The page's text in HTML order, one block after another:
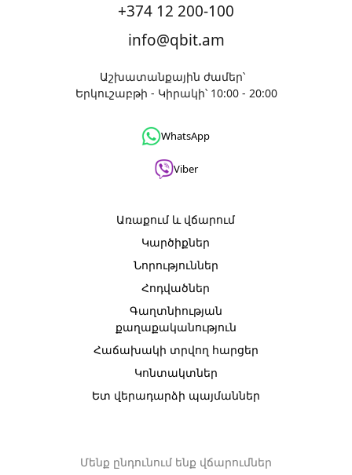
+374 12 200-100
info@qbit.am
Աշխատանքային ժամեր՝
Երկուշաբթի - Կիրակի՝ 10:00 - 20:00
WhatsApp
Viber
Առաքում և վճարում
Կարծիքներ
Նորություններ
Հոդվածներ
Գաղտնիության
քաղաքականություն
Հաճախակի տրվող հարցեր
Կոնտակտներ
Ետ վերադարձի պայմաններ
Մենք ընդունում ենք վճարումներ